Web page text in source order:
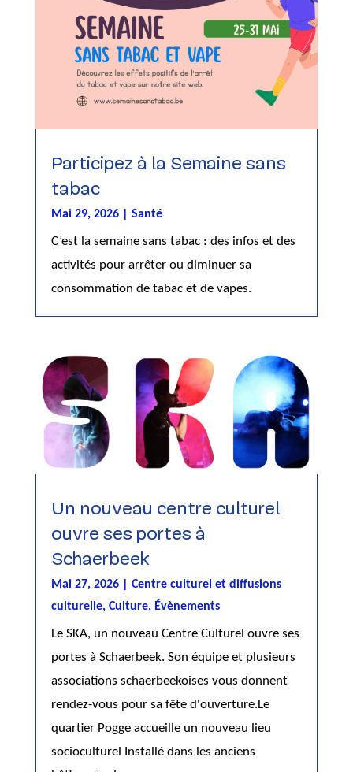
Participez à la Semaine sans
tabac
Mai 29, 2026| Santé
C’est la semaine sans tabac : des infos et des
activités pour arrêter ou diminuer sa
consommation de tabac et de vapes.
Un nouveau centre culturel
ouvre ses portes à
Schaerbeek
Mai 27, 2026| Centre culturel et diffusions
culturelle, Culture, Évènements
Le SKA, un nouveau Centre Culturel ouvre ses
portes à Schaerbeek. Son équipe et plusieurs
associations schaerbeekoises vous donnent
rendez-vous pour sa fête d'ouverture.Le
quartier Pogge accueille un nouveau lieu
socioculturel Installé dans les anciens